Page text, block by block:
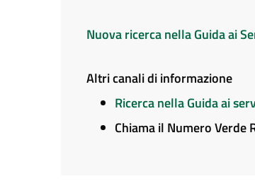
Nuova ricerca nella Guida ai
Altri canali di informazione
Ricerca nella Guida ai
Chiama il Numero Verde